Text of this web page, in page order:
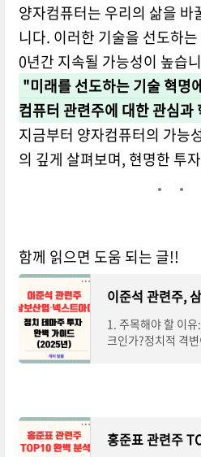
양자컴퓨터는 우리의 삶을 바
니다. 이러한 기술을 선도하
0년간 지속될 가능성이 높습
"미래를 선도하는 기술 혁명
컴퓨터 관련주에 대한 관심
지금부터 양자컴퓨터의 가능
의 깊게 살펴보며, 현명한 투
함께 읽으면 도움 되는 글!!
1. 주목해야 할 이
크인가?정치적 격